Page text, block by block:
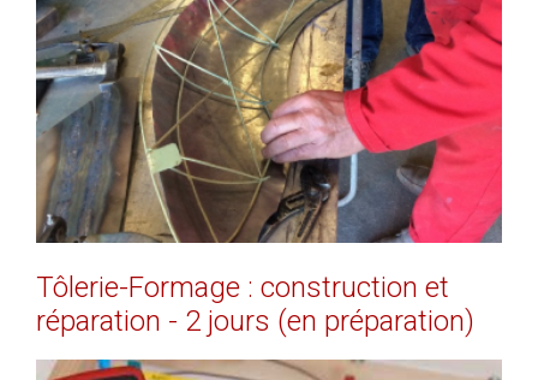
EN SAVOIR PLUS
Tôlerie-Formage : construction et
réparation - 2 jours (en préparation)